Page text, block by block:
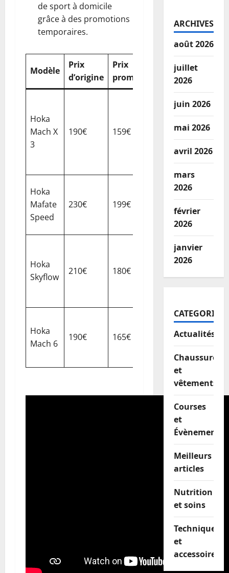
de sport à domicile
grâce à des promotions
temporaires.
Modèle
Prix
d’origine
Prix
promo
Réduction
Hoka
Mach X
3
190€ 159€
confort
tige
efficace
Hoka
Mafate
Speed
230€ 199€
trail,
Hoka
Skyflow
210€ 180€
Hoka
Mach 6
190€ 165€
course
route,
amorti
ARCHIVES
août 2026
juillet
2026
juin 2026
mai 2026
avril 2026
mars
2026
février
2026
janvier
2026
CATEGORIES
Actualités
Chaussures
et
vêtements
Courses
et
Évènements
Meilleurs
articles
Nutrition
et soins
Techniques
et
accessoires